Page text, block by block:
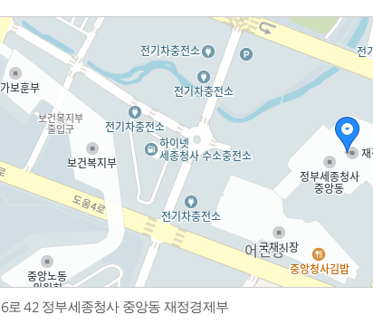
로 42 정부세종청사 중앙동 재정경제부